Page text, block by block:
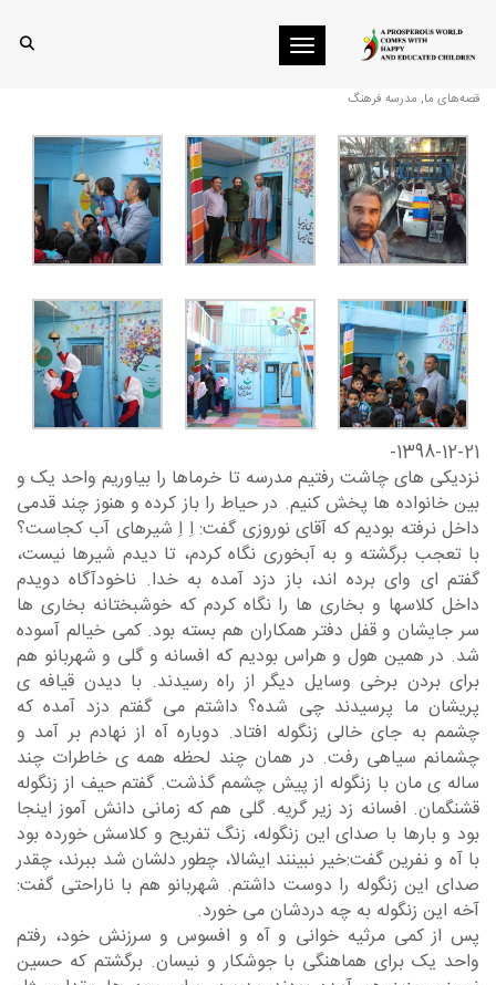
Toggle navigation
بردند!😥
قصه‌های ما, مدرسه فرهنگ
1398-12-21-
نزدیکی های چاشت رفتیم مدرسه تا خرماها را بیاوریم واحد یک و
بین خانواده ها پخش کنیم. در حیاط را باز کرده و هنوز چند قدمی
داخل نرفته بودیم که آقای نوروزی گفت: اِ اِ شیرهای آب کجاست؟
با تعجب برگشته و به آبخوری نگاه کردم، تا دیدم شیرها نیست،
گفتم ای وای برده اند، باز دزد آمده به خدا. ناخودآگاه دویدم
داخل کلاسها و بخاری ها را نگاه کردم که خوشبختانه بخاری ها
سر جایشان و قفل دفتر همکاران هم بسته بود. کمی خیالم آسوده
شد. در همین هول و هراس بودیم که افسانه و گلی و شهربانو هم
برای بردن برخی وسایل دیگر از راه رسیدند. با دیدن قیافه ی
پریشان ما پرسیدند چی شده؟ داشتم می گفتم دزد آمده که
چشمم به جای خالی زنگوله افتاد. دوباره آه از نهادم بر آمد و
چشمانم سیاهی رفت. در همان چند لحظه همه ی خاطرات چند
ساله ی مان با زنگوله از پیش چشمم گذشت. گفتم حیف از زنگوله
قشنگمان. افسانه زد زیر گریه. گلی هم که زمانی دانش آموز اینجا
بود و بارها با صدای این زنگوله، زنگ تفریح و کلاسش خورده بود
با آه و نفرین گفت:خیر نبینند ایشالا، چطور دلشان شد ببرند، چقدر
صدای این زنگوله را دوست داشتم. شهربانو هم با ناراحتی گفت:
آخه این زنگوله به چه دردشان می خورد.
پس از کمی مرثیه خوانی و آه و افسوس و سرزنش خود، رفتم
واحد یک برای هماهنگی با جوشکار و نیسان. برگشتم که حسین